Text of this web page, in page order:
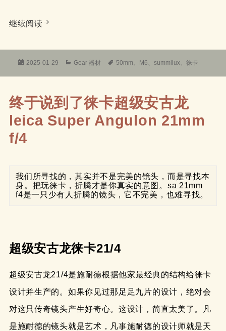
继续阅读徕卡 leica summilux m50 1.4 pre-asph e46 点
发
2025-01-29
分
Gear 器材
标
50mm 、 M6 、summilux、徕卡
终于说到了徕卡超级安古龙
leica Super Angulon 21mm
f/4
我们所寻找的，其实并不是完美的镜头，而是寻找本
身。把玩徕卡，折腾才是你真实的意图。sa 21mm
f4是一只少有人折腾的镜头，它不完美，也难寻找。
超级安古龙徕卡21/4
超级安古龙21/4是施耐德根据他家最经典的结构给徕卡
设计并生产的。如果你见过那足足九片的设计，绝对会
对这只传奇镜头产生好奇心。这设计，简直太美了。凡
是施耐德的镜头就是艺术，凡事施耐德的设计师就是天